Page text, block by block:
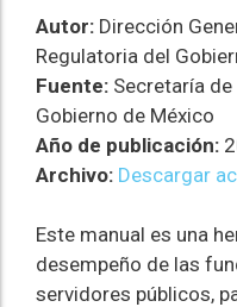
Autor: Dirección
Regulatoria del
Fuente: Secretaría
Gobierno de México
Año de publicación:
Archivo: Descargar
Este manual es una
desempeño de las
servidores públicos,